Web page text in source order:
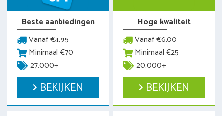
Beste aanbiedingen
Vanaf €4,95
Minimaal €70
27.000+
BEKIJKEN
Hoge kwaliteit
Vanaf €6,00
Minimaal €25
20.000+
BEKIJKEN